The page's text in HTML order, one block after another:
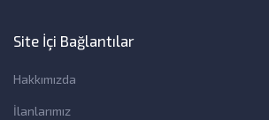
Site İçi Bağlantılar
Hakkımızda
İlanlarımız